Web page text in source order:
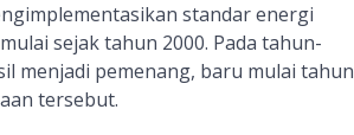
standar energi
sejak tahun 2000. Pada tahun-
menjadi pemenang, baru mulai tahun
tersebut.